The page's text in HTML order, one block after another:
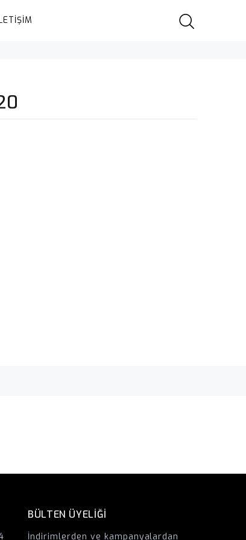
BÜLTEN ÜYELİĞİ
İndirimlerden ve kampanyalardan